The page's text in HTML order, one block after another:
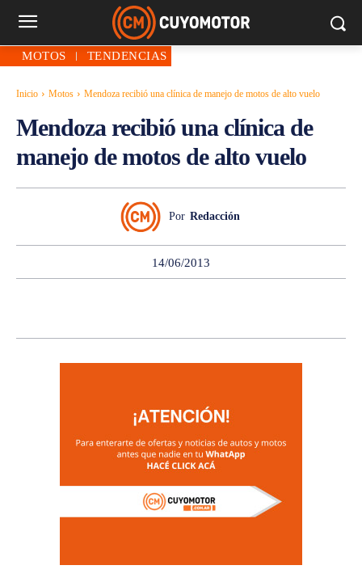
MOTOS TENDENCIAS
Inicio Motos Mendoza recibió una clínica de manejo de motos de alto vuelo
Mendoza recibió una clínica de
manejo de motos de alto vuelo
Por Redacción
14/06/2013